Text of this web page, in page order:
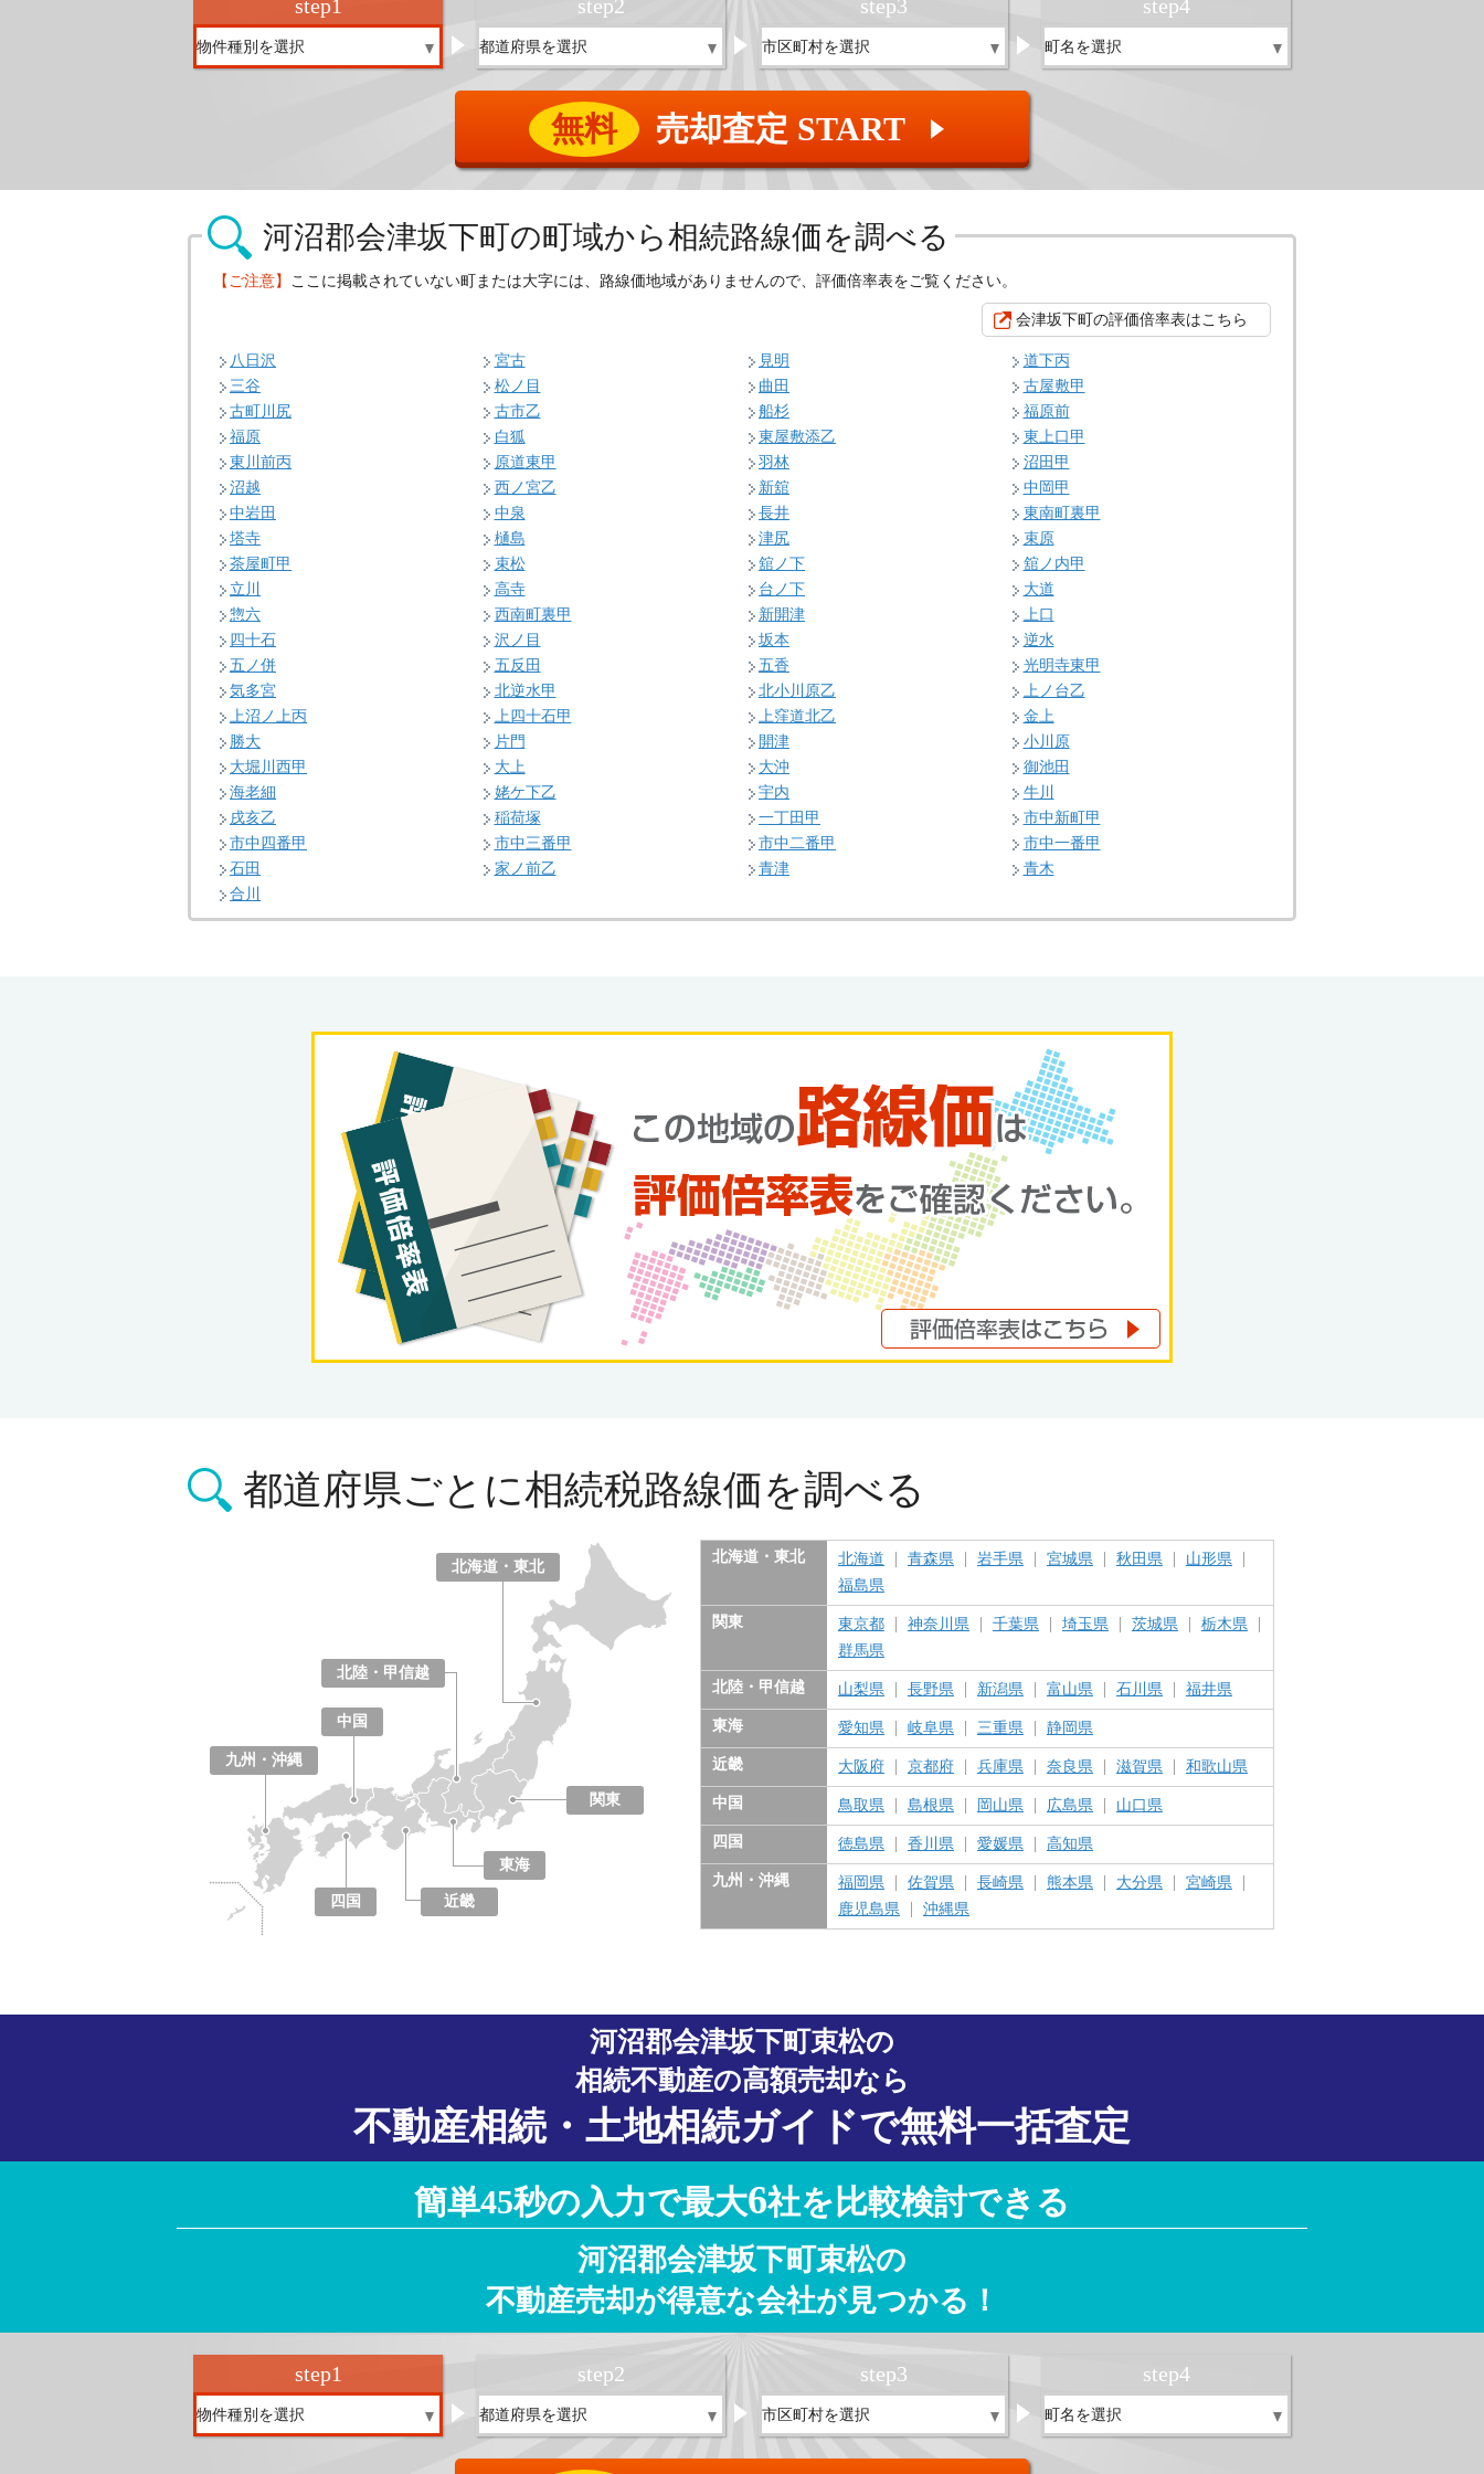
step1 step2 step3 step4
無料 売却査定 START ▲
河沼郡会津坂下町の町域から相続路線価を調べる
【ご注意】 ここに掲載されていない町または大字には、路線価地域がありませんので、評価倍率表をご覧ください。
会津坂下町の評価倍率表はこちら
八日沢 宮古 見明
道下丙
三谷
松ノ目 曲田
古屋敷甲
古町川尻
古市乙 船杉
福原前
福原
白狐 東屋敷添乙
東上口甲
東川前丙
原道東甲 羽林
沼田甲
沼越
西ノ宮乙 新舘
中岡甲
中岩田
中泉 長井
東南町裏甲
塔寺
樋島 津尻
束原
茶屋町甲
束松 舘ノ下
舘ノ内甲
立川
高寺 台ノ下
大道
惣六
西南町裏甲 新開津
上口
四十石
沢ノ目 坂本
逆水
五ノ併
五反田 五香
光明寺東甲
気多宮
北逆水甲 北小川原乙
上ノ台乙
上沼ノ上丙
上四十石甲 上窪道北乙
金上
勝大
片門 開津
小川原
大堀川西甲
大上 大沖
御池田
海老細
姥ケ下乙 宇内
牛川
戌亥乙
稲荷塚 一丁田甲
市中新町甲
市中四番甲
市中三番甲 市中二番甲
市中一番甲
石田
家ノ前乙 青津
青木
合川
都道府県ごとに相続税路線価を調べる
北海道・東北
関東
北陸・甲信越
東海
愛知県
岐阜県
三重県
静岡県
近畿
中国
四国
九州・沖縄
北海道・東北 北海道 青森県 岩手県 宮城県 秋田県
山形県
福島県
関東 東京都 神奈川県 千葉県 埼玉県 茨城県
栃木県
群馬県
北陸・甲信越 山梨県 長野県 新潟県 富山県 石川県 福井県
東海 愛知県 岐阜県 三重県 静岡県
近畿 大阪府 京都府 兵庫県 奈良県 滋賀県 和歌山県
中国 鳥取県 島根県 岡山県 広島県 山口県
四国 徳島県 香川県 愛媛県 高知県
九州・沖縄 福岡県 佐賀県 長崎県 熊本県 大分県
宮崎県
鹿児島県
沖縄県
河沼郡会津坂下町束松の
相続不動産の高額売却なら
不動産相続・土地相続ガイドで無料一括査定
簡単45秒の入力で最大6社を比較検討できる
河沼郡会津坂下町束松の
不動産売却が得意な会社が見つかる！
step1 step2 step3 step4